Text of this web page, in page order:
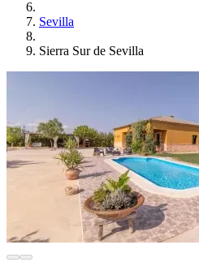
Sevilla
Sierra Sur de Sevilla